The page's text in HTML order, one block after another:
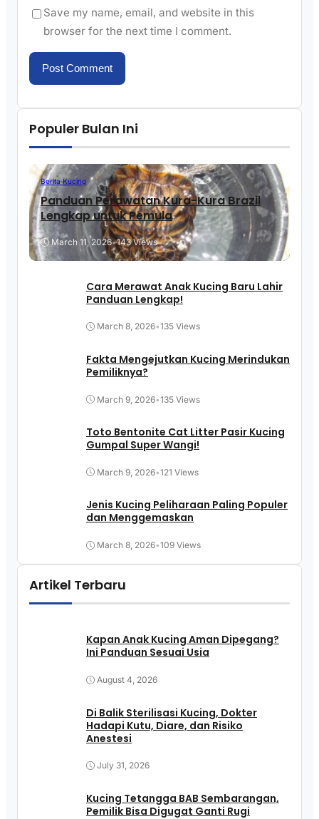
Save my name, email, and website in this
browser for the next time I comment.
Populer Bulan Ini
Berita Kucing
Panduan Perawatan Kura-Kura Brazil
Lengkap untuk Pemula
March 11, 2026•143 Views
Cara Merawat Anak Kucing Baru Lahir
Panduan Lengkap!
March 8, 2026•135 Views
Fakta Mengejutkan Kucing Merindukan
Pemiliknya?
March 9, 2026•135 Views
Toto Bentonite Cat Litter Pasir Kucing
Gumpal Super Wangi!
March 9, 2026•121 Views
Jenis Kucing Peliharaan Paling Populer
dan Menggemaskan
March 8, 2026•109 Views
Artikel Terbaru
Kapan Anak Kucing Aman Dipegang?
Ini Panduan Sesuai Usia
August 4, 2026
Di Balik Sterilisasi Kucing, Dokter
Hadapi Kutu, Diare, dan Risiko
Anestesi
July 31, 2026
Kucing Tetangga BAB Sembarangan,
Pemilik Bisa Digugat Ganti Rugi